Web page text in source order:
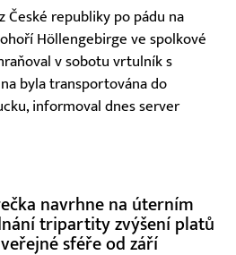
republiky po pádu na
Höllengebirge ve spolkové
v sobotu vrtulník s
byla transportována do
informoval dnes server
navrhne na úterním
tripartity zvýšení platů
sféře od září